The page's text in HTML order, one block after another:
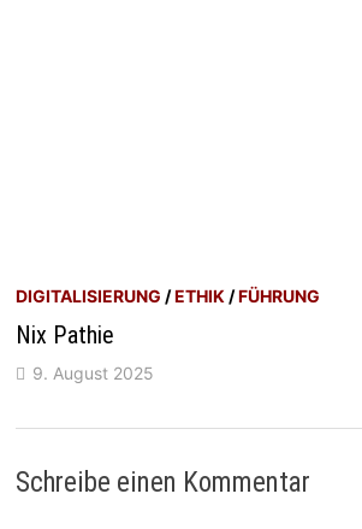
DIGITALISIERUNG /ETHIK /FÜHRUNG
Nix Pathie
9. August 2025
Schreibe einen Kommentar